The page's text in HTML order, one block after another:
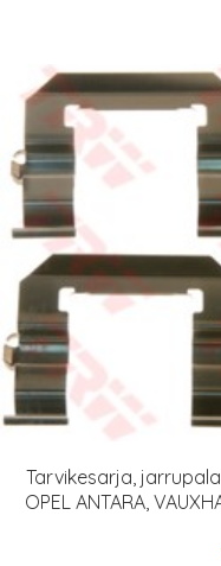
Tarvikesarja, jarrupala,
OPEL ANTARA,